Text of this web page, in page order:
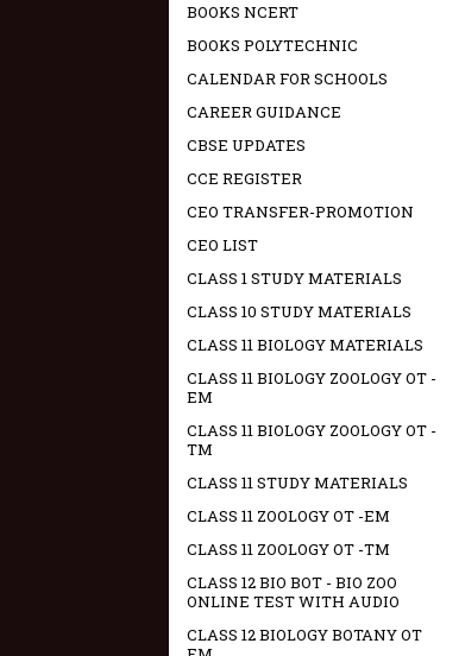
BOOKS NCERT
BOOKS POLYTECHNIC
CALENDAR FOR SCHOOLS
CAREER GUIDANCE
CBSE UPDATES
CCE REGISTER
CEO TRANSFER-PROMOTION
CEO LIST
CLASS 1 STUDY MATERIALS
CLASS 10 STUDY MATERIALS
CLASS 11 BIOLOGY MATERIALS
CLASS 11 BIOLOGY ZOOLOGY OT -
EM
CLASS 11 BIOLOGY ZOOLOGY OT -
TM
CLASS 11 STUDY MATERIALS
CLASS 11 ZOOLOGY OT -EM
CLASS 11 ZOOLOGY OT -TM
CLASS 12 BIO BOT - BIO ZOO
ONLINE TEST WITH AUDIO
CLASS 12 BIOLOGY BOTANY OT